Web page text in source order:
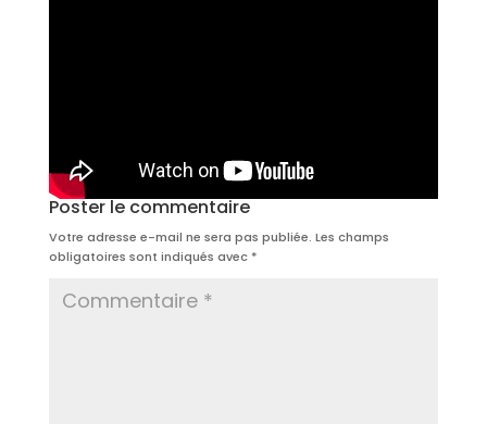
Poster le commentaire
Votre adresse e-mail ne sera pas publiée. Les champs
obligatoires sont indiqués avec *